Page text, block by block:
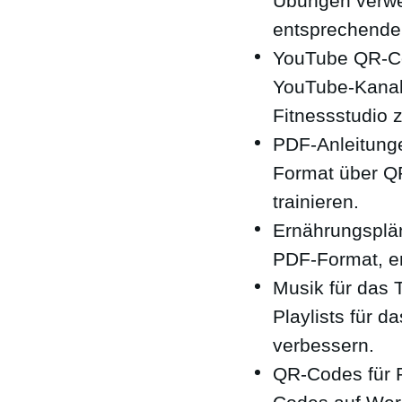
YouTube QR-
YouTube-
Fitnessstudio
PDF-
Format über
trainieren.
PDF-Format,
Musik für das
Playlists für
verbessern.
QR-Codes für